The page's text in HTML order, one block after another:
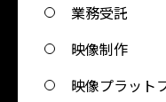
業務受託
映像制作
映像プラット